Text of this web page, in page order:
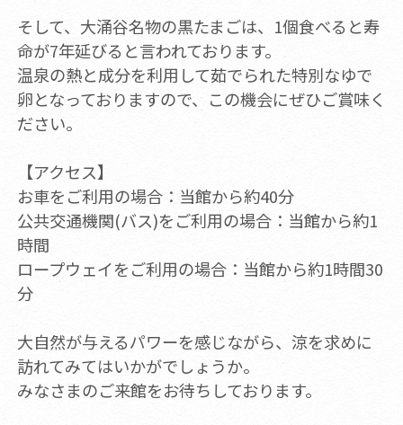
そして、大涌谷名物の黒たまごは、1個食べると寿
命が7年延びると言われております。
温泉の熱と成分を利用して茹でられた特別なゆで
卵となっておりますので、この機会にぜひご賞味く
ださい。
【アクセス】
お車をご利用の場合：当館から約40分
公共交通機関(バス)をご利用の場合：当館から約1
時間
ロープウェイをご利用の場合：当館から約1時間30
分
大自然が与えるパワーを感じながら、涼を求めに
訪れてみてはいかがでしょうか。
みなさまのご来館をお待ちしております。